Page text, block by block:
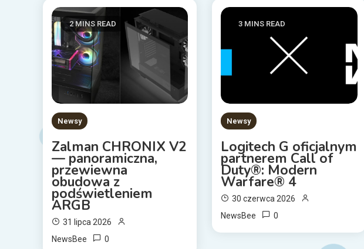
2 MINS READ
Newsy
Zalman CHRONIX V2
— panoramiczna,
przewiewna
obudowa z
podświetleniem
ARGB
31 lipca 2026
NewsBee
0
3 MINS READ
Newsy
Logitech G oficjalnym
partnerem Call of
Duty®: Modern
Warfare® 4
30 czerwca 2026
NewsBee
0